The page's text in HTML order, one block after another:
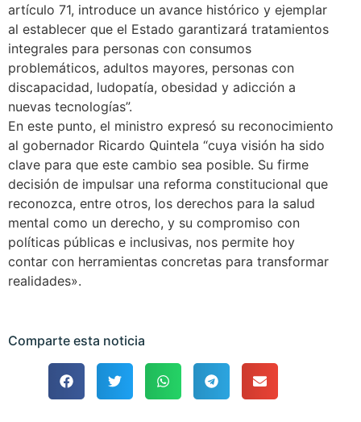
artículo 71, introduce un avance histórico y ejemplar
al establecer que el Estado garantizará tratamientos
integrales para personas con consumos
problemáticos, adultos mayores, personas con
discapacidad, ludopatía, obesidad y adicción a
nuevas tecnologías”.
En este punto, el ministro expresó su reconocimiento
al gobernador Ricardo Quintela “cuya visión ha sido
clave para que este cambio sea posible. Su firme
decisión de impulsar una reforma constitucional que
reconozca, entre otros, los derechos para la salud
mental como un derecho, y su compromiso con
políticas públicas e inclusivas, nos permite hoy
contar con herramientas concretas para transformar
realidades».
Comparte esta noticia